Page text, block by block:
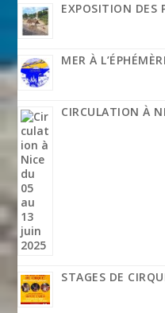
EXPOSITION DES
MER À
CIRCULATION À
STAGES DE